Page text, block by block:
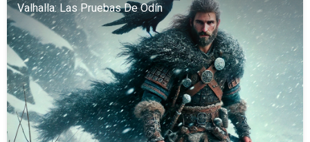
Valhalla: Las Pruebas De Odín